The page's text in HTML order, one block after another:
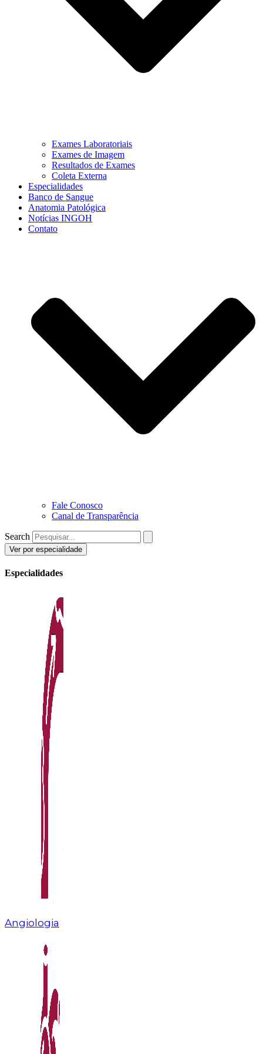
Exames Laboratoriais
Exames de Imagem
Resultados de Exames
Coleta Externa
Especialidades
Banco de Sangue
Anatomia Patológica
Notícias INGOH
Contato
Fale Conosco
Canal de Transparência
Search
Ver por especialidade
Especialidades
Angiologia